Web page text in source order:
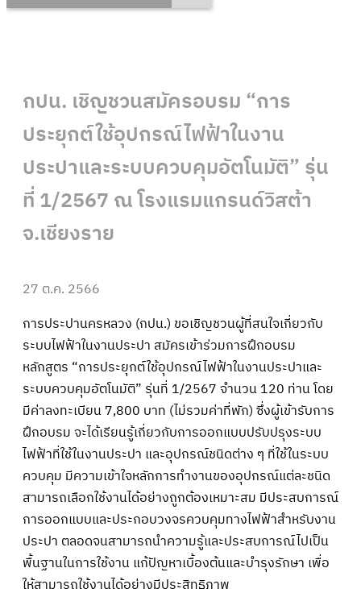
กปน. เชิญชวนสมัครอบรม “การ
ประยุกต์ใช้อุปกรณ์ไฟฟ้าในงาน
ประปาและระบบควบคุมอัตโนมัติ” รุ่น
ที่ 1/2567 ณ โรงแรมแกรนด์วิสต้า
จ.เชียงราย
27 ต.ค. 2566
การประปานครหลวง (กปน.) ขอเชิญชวนผู้ที่สนใจเกี่ยวกับ
ระบบไฟฟ้าในงานประปา สมัครเข้าร่วมการฝึกอบรม
หลักสูตร “การประยุกต์ใช้อุปกรณ์ไฟฟ้าในงานประปาและ
ระบบควบคุมอัตโนมัติ” รุ่นที่ 1/2567 จำนวน 120 ท่าน โดย
มีค่าลงทะเบียน 7,800 บาท (ไม่รวมค่าที่พัก) ซึ่งผู้เข้ารับการ
ฝึกอบรม จะได้เรียนรู้เกี่ยวกับการออกแบบปรับปรุงระบบ
ไฟฟ้าที่ใช้ในงานประปา และอุปกรณ์ชนิดต่าง ๆ ที่ใช้ในระบบ
ควบคุม มีความเข้าใจหลักการทำงานของอุปกรณ์แต่ละชนิด
สามารถเลือกใช้งานได้อย่างถูกต้องเหมาะสม มีประสบการณ์
การออกแบบและประกอบวงจรควบคุมทางไฟฟ้าสำหรับงาน
ประปา ตลอดจนสามารถนำความรู้และประสบการณ์ไปเป็น
พื้นฐานในการใช้งาน แก้ปัญหาเบื้องต้นและบำรุงรักษา เพื่อ
ให้สามารถใช้งานได้อย่างมีประสิทธิภาพ